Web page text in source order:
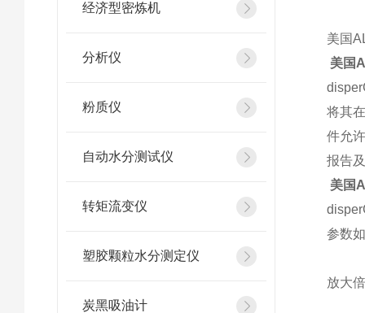
经济型密炼机
分析仪
粉质仪
自动水分测试仪
转矩流变仪
塑胶颗粒水分测定仪
炭黑吸油计
美国
美国
将其
件允
报告
美国
参数
放大